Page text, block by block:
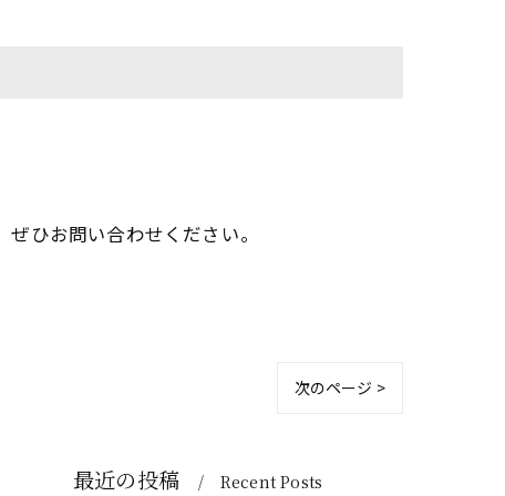
ひお問い合わせください。
次のページ >
最近の投稿 Recent Posts